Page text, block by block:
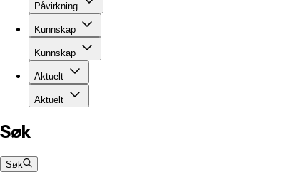
Påvirkning
Kunnskap
Kunnskap
Aktuelt
Aktuelt
Søk
Søk